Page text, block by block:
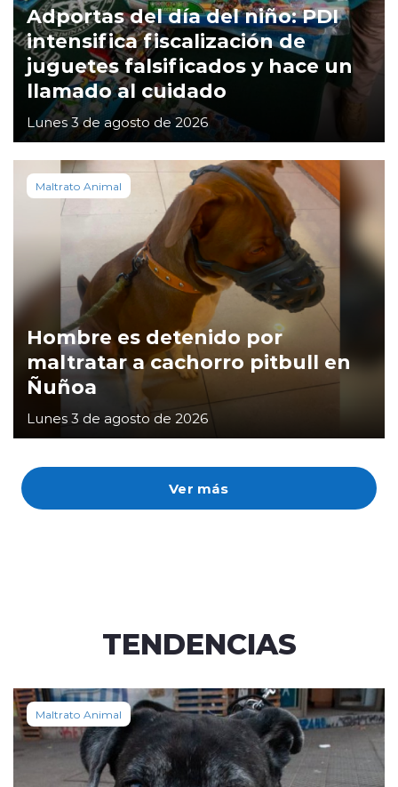
Ver más
Adportas del día del niño: PDI
intensifica fiscalización de
juguetes falsificados y hace un
llamado al cuidado
Lunes 3 de agosto de 2026
Maltrato Animal
Hombre es detenido por
maltratar a cachorro pitbull en
Ñuñoa
Lunes 3 de agosto de 2026
TENDENCIAS
Maltrato Animal